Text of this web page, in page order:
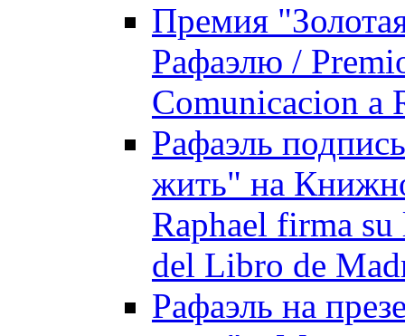
Премия
Рафаэлю /
Comunicacion a
Рафаэль
жить" на
Raphael firma
del Libro de
Рафаэль на